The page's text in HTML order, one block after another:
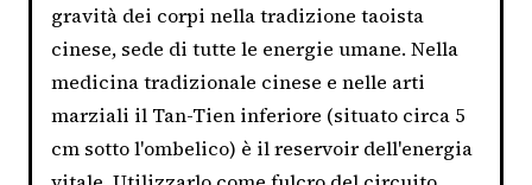
gravità dei corpi nella tradizione taoista
cinese, sede di tutte le energie umane. Nella
medicina tradizionale cinese e nelle arti
marziali il Tan-Tien inferiore (situato circa 5
cm sotto l'ombelico) è il reservoir dell'energia